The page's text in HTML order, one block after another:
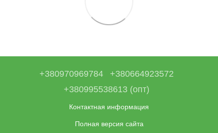
+380970969784
+380664923572
+380995538613 (опт)
Контактная информация
Полная версия сайта